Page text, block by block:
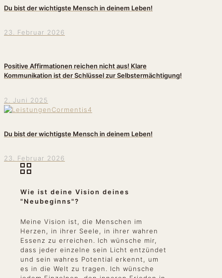
Du bist der wichtigste Mensch in deinem Leben!
23. Februar 2026
Positive Affirmationen reichen nicht aus! Klare
Kommunikation ist der Schlüssel zur Selbstermächtigung!
2. Juni 2025
Du bist der wichtigste Mensch in deinem Leben!
23. Februar 2026
Wie ist deine Vision deines
"Neubeginns"?
Meine Vision ist, die Menschen im
Herzen, in ihrer Seele, in ihrer wahren
Essenz zu erreichen. Ich wünsche mir,
dass jeder einzelne sein Licht entzündet
und sein wahres Potential erkennt, um
es in die Welt zu tragen. Ich wünsche